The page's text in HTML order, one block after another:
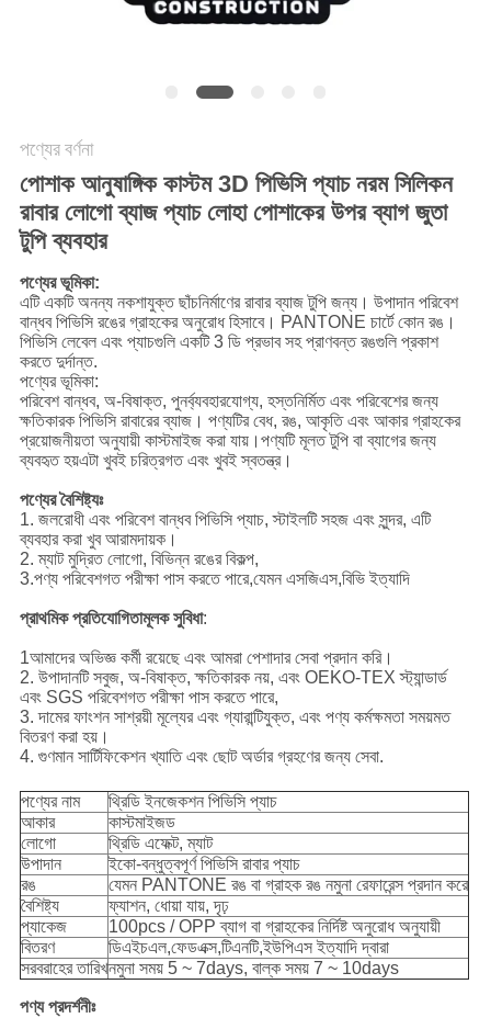
পণ্যের বর্ণনা
পোশাক আনুষাঙ্গিক কাস্টম 3D পিভিসি প্যাচ নরম সিলিকন
রাবার লোগো ব্যাজ প্যাচ লোহা পোশাকের উপর ব্যাগ জুতা
টুপি ব্যবহার
পণ্যের ভূমিকা:
এটি একটি অনন্য নকশাযুক্ত ছাঁচনির্মাণের রাবার ব্যাজ টুপি জন্য। উপাদান পরিবেশ
বান্ধব পিভিসি রঙের গ্রাহকের অনুরোধ হিসাবে। PANTONE চার্টে কোন রঙ।
পিভিসি লেবেল এবং প্যাচগুলি একটি 3 ডি প্রভাব সহ প্রাণবন্ত রঙগুলি প্রকাশ
করতে দুর্দান্ত.
পণ্যের ভূমিকা:
পরিবেশ বান্ধব, অ-বিষাক্ত, পুনর্ব্যবহারযোগ্য, হস্তনির্মিত এবং পরিবেশের জন্য
ক্ষতিকারক পিভিসি রাবারের ব্যাজ। পণ্যটির বেধ, রঙ, আকৃতি এবং আকার গ্রাহকের
প্রয়োজনীয়তা অনুযায়ী কাস্টমাইজ করা যায়।পণ্যটি মূলত টুপি বা ব্যাগের জন্য
ব্যবহৃত হয়এটা খুবই চরিত্রগত এবং খুবই স্বতন্ত্র।
পণ্যের বৈশিষ্ট্যঃ
1. জলরোধী এবং পরিবেশ বান্ধব পিভিসি প্যাচ, স্টাইলটি সহজ এবং সুন্দর, এটি
ব্যবহার করা খুব আরামদায়ক।
2. ম্যাট মুদ্রিত লোগো, বিভিন্ন রঙের বিকল্প,
3.পণ্য পরিবেশগত পরীক্ষা পাস করতে পারে,যেমন এসজিএস,বিভি ইত্যাদি
প্রাথমিক প্রতিযোগিতামূলক সুবিধা:
1আমাদের অভিজ্ঞ কর্মী রয়েছে এবং আমরা পেশাদার সেবা প্রদান করি।
2. উপাদানটি সবুজ, অ-বিষাক্ত, ক্ষতিকারক নয়, এবং OEKO-TEX স্ট্যান্ডার্ড
এবং SGS পরিবেশগত পরীক্ষা পাস করতে পারে,
3. দামের ফাংশন সাশ্রয়ী মূল্যের এবং গ্যারান্টিযুক্ত, এবং পণ্য কর্মক্ষমতা সময়মত
বিতরণ করা হয়।
4. গুণমান সার্টিফিকেশন খ্যাতি এবং ছোট অর্ডার গ্রহণের জন্য সেবা.
পণ্যের নাম
থ্রিডি ইনজেকশন পিভিসি প্যাচ
আকার
কাস্টমাইজড
লোগো
থ্রিডি এফেক্ট, ম্যাট
উপাদান
ইকো-বন্ধুত্বপূর্ণ পিভিসি রাবার প্যাচ
রঙ
যেমন PANTONE রঙ বা গ্রাহক রঙ নমুনা রেফারেন্স প্রদান করে
বৈশিষ্ট্য
ফ্যাশন, ধোয়া যায়, দৃঢ়
প্যাকেজ
100pcs / OPP ব্যাগ বা গ্রাহকের নির্দিষ্ট অনুরোধ অনুযায়ী
বিতরণ
ডিএইচএল,ফেডএক্স,টিএনটি,ইউপিএস ইত্যাদি দ্বারা
সরবরাহের তারিখনমুনা সময় 5 ~ 7days, বাল্ক সময় 7 ~ 10days
পণ্য প্রদর্শনীঃ